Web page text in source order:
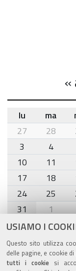
USIAMO I
Questo sito utilizza
delle pagine, e cookie
tutti i cookiesi
«
month-
8
lu ma
27
28
3
4
10
11
17
18
24
25
31
1
Agenda
torna alla sezione